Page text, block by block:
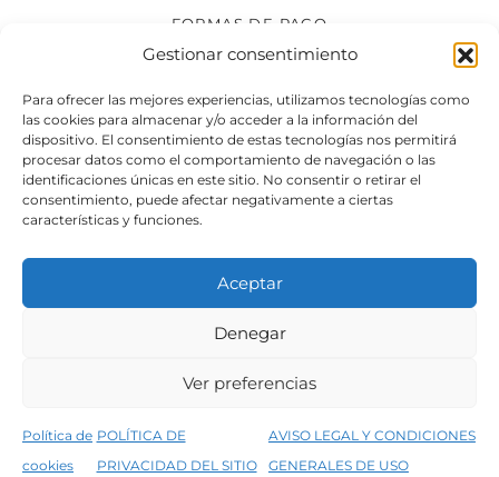
Gestionar consentimiento
Para ofrecer las mejores experiencias, utilizamos tecnologías como
las cookies para almacenar y/o acceder a la información del
dispositivo. El consentimiento de estas tecnologías nos permitirá
procesar datos como el comportamiento de navegación o las
identificaciones únicas en este sitio. No consentir o retirar el
consentimiento, puede afectar negativamente a ciertas
características y funciones.
Aceptar
Denegar
Ver preferencias
Política de
cookies
POLÍTICA DE
PRIVACIDAD DEL SITIO
AVISO LEGAL Y CONDICIONES
GENERALES DE USO
FORMAS DE PAGO
SÍGUENOS
Condiciones generales de venta
Política de privacidad del sitio web